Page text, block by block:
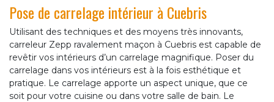
Pose de carrelage intérieur à Cuebris
Utilisant des techniques et des moyens très innovants,
carreleur Zepp ravalement maçon à Cuebris est capable de
revêtir vos intérieurs d’un carrelage magnifique. Poser du
carrelage dans vos intérieurs est à la fois esthétique et
pratique. Le carrelage apporte un aspect unique, que ce
soit pour votre cuisine ou dans votre salle de bain. Le